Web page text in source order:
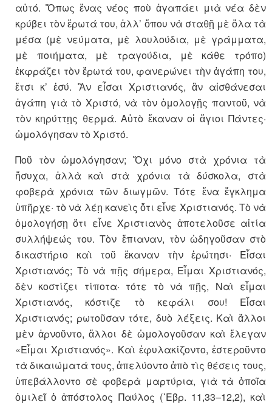
αὐτό. Ὅπως ἕνας νέος ποὺ ἀγαπάει μιὰ νέα δὲν
κρύβει τὸν ἔρωτά του, ἀλλ’ ὅπου νὰ σταθῇ μὲ ὅλα τὰ
μέσα (μὲ νεύματα, μὲ λουλούδια, μὲ γράμματα,
μὲ ποιήματα, μὲ τραγούδια, μὲ κάθε τρόπο)
ἐκφράζει τὸν ἔρωτά του, φανερώνει τὴν ἀγάπη του,
ἔτσι κ’ ἐσύ. Ἂν εἶσαι Χριστιανός, ἂν αἰσθάνεσαι
ἀγάπη γιὰ τὸ Χριστό, νὰ τὸν ὁμολογῇς παντοῦ, νὰ
τὸν κηρύττῃς θερμά. Αὐτὸ ἔκαναν οἱ ἅγιοι Πάντες·
ὡμολόγησαν τὸ Χριστό.
Ποῦ τὸν ὡμολόγησαν; Ὄχι μόνο στὰ χρόνια τὰ
ἥσυχα, ἀλλὰ καὶ στὰ χρόνια τὰ δύσκολα, στὰ
φοβερὰ χρόνια τῶν διωγμῶν. Τότε ἕνα ἔγκλημα
ὑπῆρχε· τὸ νὰ λέῃ κανεὶς ὅτι εἶνε Χριστιανός. Τὸ νὰ
ὁμολογήσῃ ὅτι εἶνε Χριστιανὸς ἀποτελοῦσε αἰτία
συλλήψεώς του. Τὸν ἔπιαναν, τὸν ὡδηγοῦσαν στὸ
δικαστήριο καὶ τοῦ ἔκαναν τὴν ἐρώτησι· Εἶσαι
Χριστιανός; Τὸ νὰ πῇς σήμερα, Εἶμαι Χριστιανός,
δὲν κοστίζει τίποτα· τότε τὸ νὰ πῇς, Ναὶ εἶμαι
Χριστιανός, κόστιζε τὸ κεφάλι σου! Εἶσαι
Χριστιανός; ρωτοῦσαν τότε, δυὸ λέξεις. Καὶ ἄλλοι
μὲν ἀρνοῦντο, ἄλλοι δὲ ὡμολογοῦσαν καὶ ἔλεγαν
«Εἶμαι Χριστιανός». Καὶ ἐφυλακίζοντο, ἐστεροῦντο
τὰ δικαιώματά τους, ἀπελύοντο ἀπὸ τὶς θέσεις τους,
ὑπεβάλλοντο σὲ φοβερὰ μαρτύρια, γιὰ τὰ ὁποῖα
ὁμιλεῖ ὁ ἀπόστολος Παύλος (῾Εβρ. 11,33–12,2), καὶ